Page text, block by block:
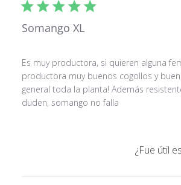
Altura en interior: 60 - 100 cm
Altura en exterior: 120 - 200 cm
Tiempo de Floración: 8 - 9 Semanas
Origen génetico: Somango x Critical 47
Sabor: Fruity, Mango
Somango XL
Es muy productora, si quieren alguna
productora muy buenos cogollos y
general toda la planta! Además
duden, somango no falla
¿Fue útil